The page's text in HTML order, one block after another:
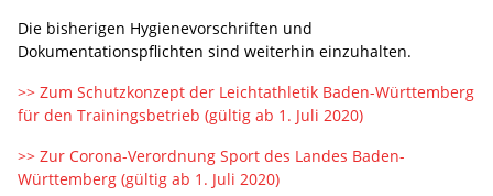
Die bisherigen Hygienevorschriften und
Dokumentationspflichten sind weiterhin einzuhalten.
>> Zum Schutzkonzept der Leichtathletik Baden-Württemberg
für den Trainingsbetrieb (gültig ab 1. Juli 2020)
>> Zur Corona-Verordnung Sport des Landes Baden-
Württemberg (gültig ab 1. Juli 2020)